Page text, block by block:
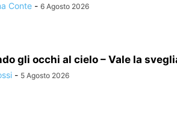
Conte - 6 Agosto 2026
gli occhi al cielo – Vale la
- 5 Agosto 2026